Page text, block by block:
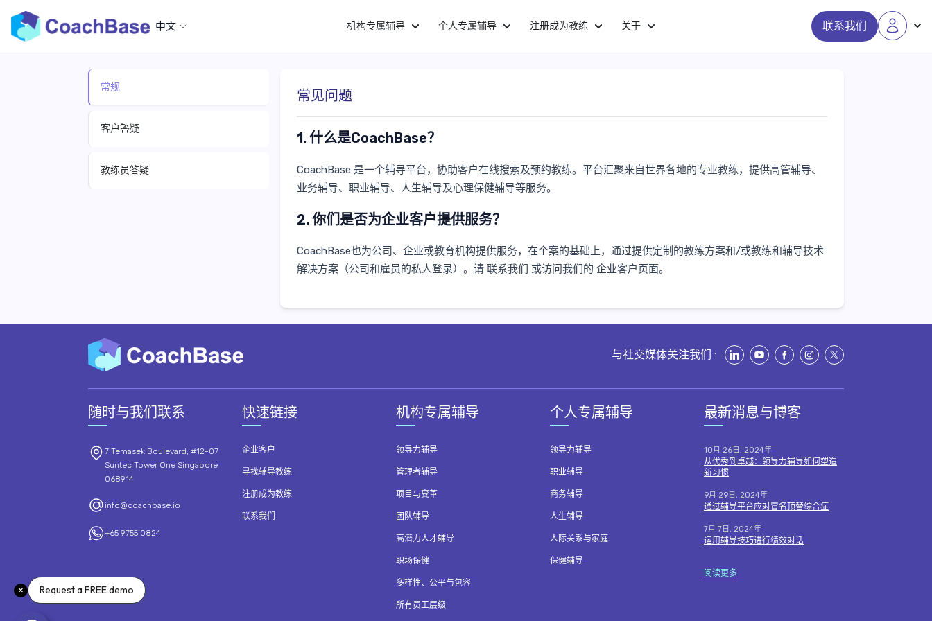
中文 机构专属辅导 个人专属辅导 注册成为教练 关于 联系我们
常规
客户答疑
教练员答疑
常见问题
1. 什么是CoachBase？
CoachBase 是一个辅导平台，协助客户在线搜索及预约教练。平台汇聚来自世界各地的专业教练，提供高管辅导、
业务辅导、职业辅导、人生辅导及心理保健辅导等服务。
2. 你们是否为企业客户提供服务？
CoachBase也为公司、企业或教育机构提供服务，在个案的基础上，通过提供定制的教练方案和/或教练和辅导技术
解决方案（公司和雇员的私人登录）。请 联系我们 或访问我们的 企业客户页面。
与社交媒体关注我们 :
随时与我们联系
7 Temasek Boulevard, #12-07
Suntec Tower One Singapore
068914
info@coachbase.io
+65 9755 0824
快速链接
企业客户
寻找辅导教练
注册成为教练
联系我们
机构专属辅导
领导力辅导
管理者辅导
项目与变革
团队辅导
高潜力人才辅导
职场保健
多样性、公平与包容
所有员工层级
个人专属辅导
领导力辅导
职业辅导
商务辅导
人生辅导
人际关系与家庭
保健辅导
最新消息与博客
10月 26日, 2024年
从优秀到卓越：领导力辅导如何塑造
新习惯
9月 29日, 2024年
通过辅导平台应对冒名顶替综合症
7月 7日, 2024年
运用辅导技巧进行绩效对话
阅读更多
Request a FREE demo